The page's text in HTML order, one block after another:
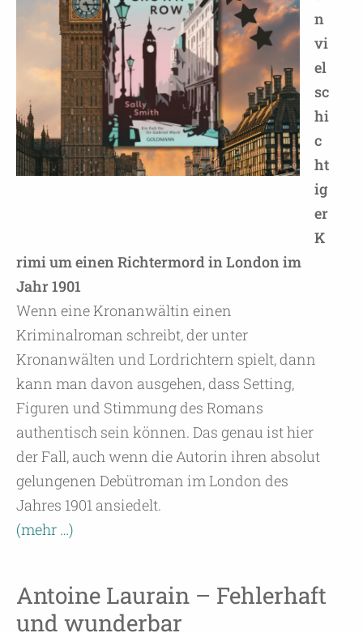
n
vi
el
sc
hi
c
ht
ig
er
K
rimi um einen Richtermord in London im
Jahr 1901
Wenn eine Kronanwältin einen
Kriminalroman schreibt, der unter
Kronanwälten und Lordrichtern spielt, dann
kann man davon ausgehen, dass Setting,
Figuren und Stimmung des Romans
authentisch sein können. Das genau ist hier
der Fall, auch wenn die Autorin ihren absolut
gelungenen Debütroman im London des
Jahres 1901 ansiedelt.
(mehr …)
Antoine Laurain – Fehlerhaft
und wunderbar